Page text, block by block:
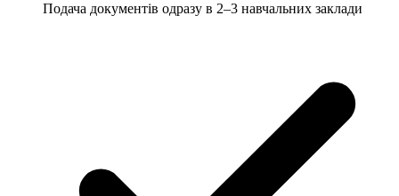
Подача документів одразу в 2–3 навчальних заклади